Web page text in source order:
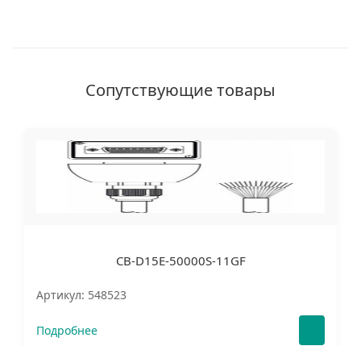
Сопутствующие товары
CB-D15E-50000S-11GF
Артикул: 548523
Подробнее